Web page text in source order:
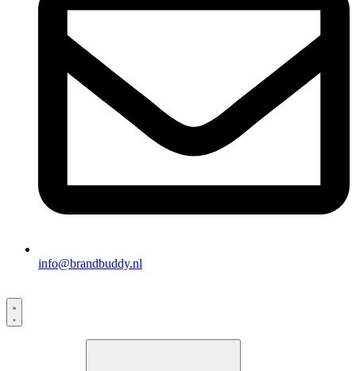
info@brandbuddy.nl